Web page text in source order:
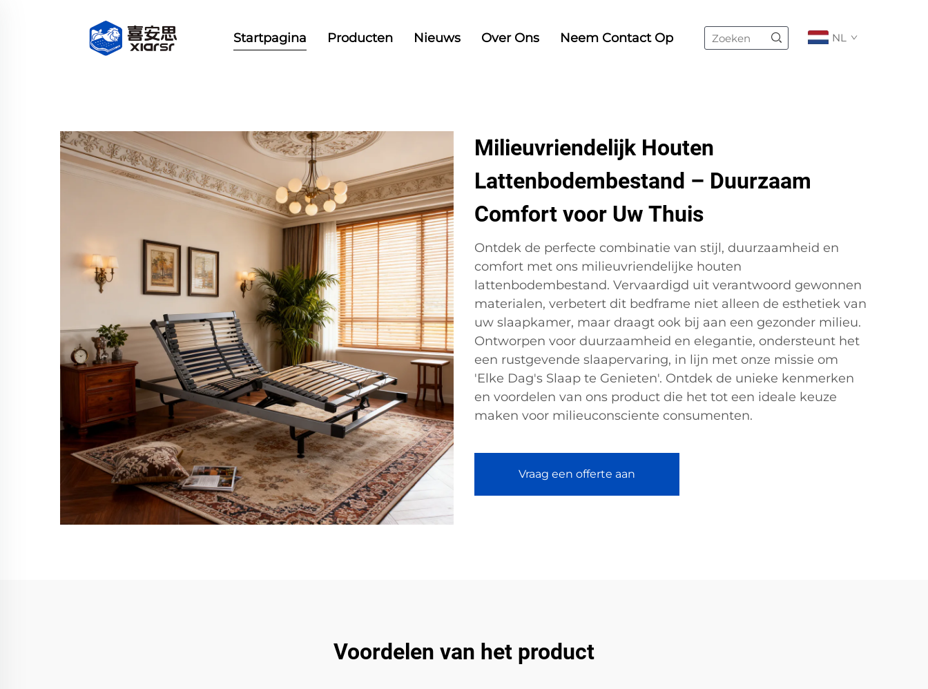
Startpagina Producten Nieuws Over Ons Neem Contact Op NL
Milieuvriendelijk Houten
Lattenbodembestand – Duurzaam
Comfort voor Uw Thuis
Ontdek de perfecte combinatie van stijl, duurzaamheid en
comfort met ons milieuvriendelijke houten
lattenbodembestand. Vervaardigd uit verantwoord gewonnen
materialen, verbetert dit bedframe niet alleen de esthetiek van
uw slaapkamer, maar draagt ook bij aan een gezonder milieu.
Ontworpen voor duurzaamheid en elegantie, ondersteunt het
een rustgevende slaapervaring, in lijn met onze missie om
'Elke Dag's Slaap te Genieten'. Ontdek de unieke kenmerken
en voordelen van ons product die het tot een ideale keuze
maken voor milieuconsciente consumenten.
Vraag een offerte aan
Voordelen van het product